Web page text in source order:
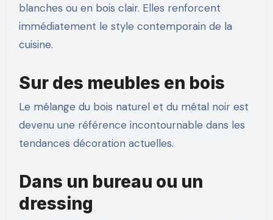
blanches ou en bois clair. Elles renforcent
immédiatement le style contemporain de la
cuisine.
Sur des meubles en bois
Le mélange du bois naturel et du métal noir est
devenu une référence incontournable dans les
tendances décoration actuelles.
Dans un bureau ou un
dressing